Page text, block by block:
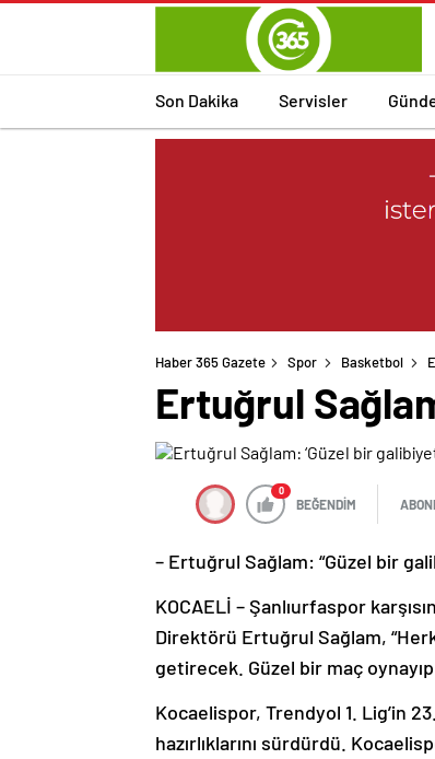
Son Dakika Servisler
Haber 365 Gazete Spor Basketbol
Ertuğrul
0
BEĞENDİM
– Ertuğrul Sağlam: “Güzel bir
KOCAELİ – Şanlıurfaspor
Direktörü Ertuğrul Sağlam,
getirecek. Güzel bir maç
Kocaelispor, Trendyol 1. Lig’in
hazırlıklarını sürdürdü.